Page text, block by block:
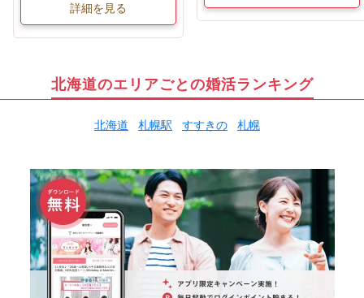
詳細を見る
北海道のエリアごとの婚活ランキング
北海道 札幌駅 すすきの 札幌